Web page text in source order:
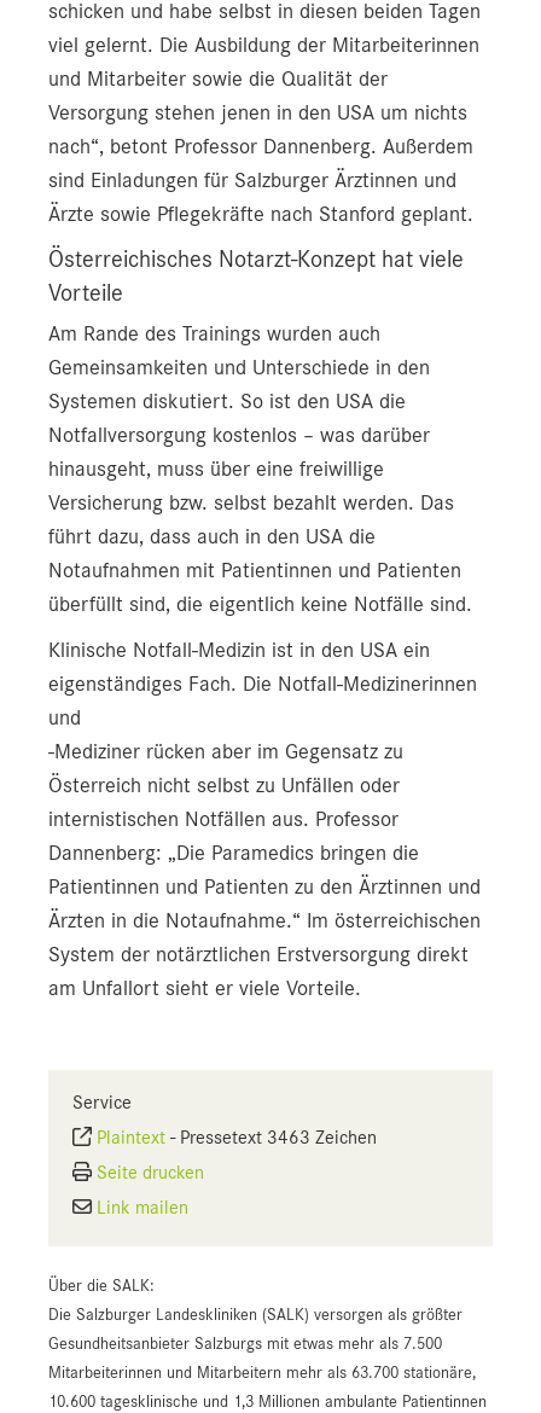
schicken und habe selbst in diesen beiden Tagen
viel gelernt. Die Ausbildung der Mitarbeiterinnen
und Mitarbeiter sowie die Qualität der
Versorgung stehen jenen in den USA um nichts
nach“, betont Professor Dannenberg. Außerdem
sind Einladungen für Salzburger Ärztinnen und
Ärzte sowie Pflegekräfte nach Stanford geplant.
Österreichisches Notarzt-Konzept hat viele
Vorteile
Am Rande des Trainings wurden auch
Gemeinsamkeiten und Unterschiede in den
Systemen diskutiert. So ist den USA die
Notfallversorgung kostenlos – was darüber
hinausgeht, muss über eine freiwillige
Versicherung bzw. selbst bezahlt werden. Das
führt dazu, dass auch in den USA die
Notaufnahmen mit Patientinnen und Patienten
überfüllt sind, die eigentlich keine Notfälle sind.
Klinische Notfall-Medizin ist in den USA ein
eigenständiges Fach. Die Notfall-Medizinerinnen
und
-Mediziner rücken aber im Gegensatz zu
Österreich nicht selbst zu Unfällen oder
internistischen Notfällen aus. Professor
Dannenberg: „Die Paramedics bringen die
Patientinnen und Patienten zu den Ärztinnen und
Ärzten in die Notaufnahme.“ Im österreichischen
System der notärztlichen Erstversorgung direkt
am Unfallort sieht er viele Vorteile.
Service
Plaintext - Pressetext 3463 Zeichen
Seite drucken
Link mailen
Über die SALK:
Die Salzburger Landeskliniken (SALK) versorgen als größter
Gesundheitsanbieter Salzburgs mit etwas mehr als 7.500
Mitarbeiterinnen und Mitarbeitern mehr als 63.700 stationäre,
10.600 tagesklinische und 1,3 Millionen ambulante Patientinnen